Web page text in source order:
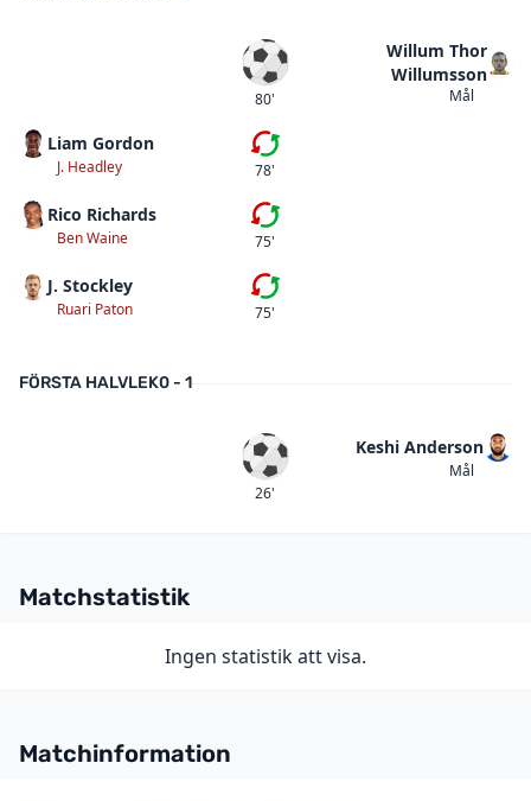
Mål
80'
Willum Thor
Willumsson
Mål
Liam Gordon
J. Headley
Tredje bytet
78'
Rico Richards
Ben Waine
Andra bytet
75'
J. Stockley
Ruari Paton
Första bytet
75'
FÖRSTA HALVLEK0 - 1
Mål
26'
Keshi Anderson
Mål
Matchstatistik
Ingen statistik att visa.
Matchinformation